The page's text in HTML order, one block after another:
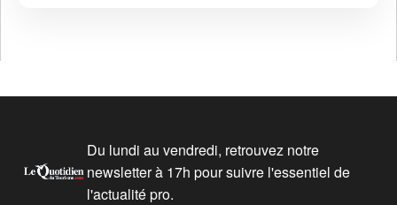
Du lundi au vendredi, retrouvez notre
newsletter à 17h pour suivre l'essentiel de
l'actualité pro.